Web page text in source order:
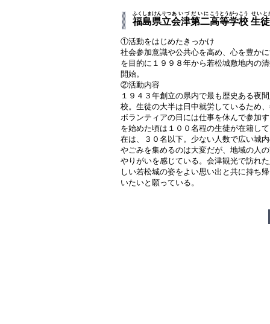
福島
ふくしま
県立
けんりつ
会津
あいづ
第二
だいに
高等学校
こうとうがっこう
生
せいと
①活動をはじめたきっかけ
社会参加意識や公共心を高め、心を豊か
を目的に１９９８年から若松城敷地内の
開始。
②活動内容
１９４３年創立の県内で最も歴史ある夜
校。生徒の大半は日中就労しているため
ボランティアの日には仕事を休んで参加
を始めた頃は１００名程の生徒が在籍し
在は、３０名以下。少ない人数で広い城
やごみを集めるのは大変だが、地域の人
やりがいを感じている。会津観光で訪れ
しい若松城の姿をよい思い出と共に持ち
いたいと願っている。